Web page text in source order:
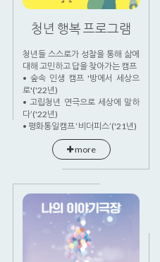
청년 행복 프로그램
청년들 스스로가 성찰을 통해 삶에
대해 고민하고 답을 찾아가는 캠프
• 숲속 인생 캠프 '방에서 세상으
로'('22년)
• 고립청년 연극으로 세상에 말하
다’('22년)
• 평화통일캠프 ‘비더피스’('21년)
more